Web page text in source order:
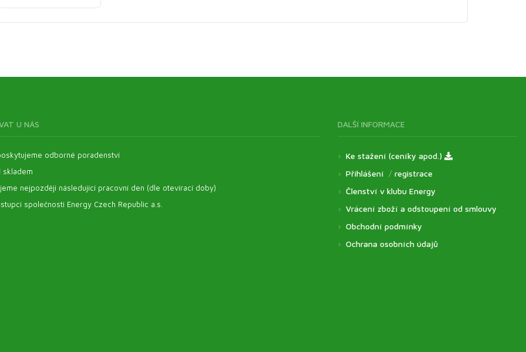
U NÁS
odborné poradenství
skladem
nejpozději následující pracovní den (dle otevírací doby)
společnosti Energy Czech Republic a.s.
DALŠÍ INFORMACE
Ke stažení (ceníky apod.)
Přihlášení / registrace
Členství v klubu Energy
Vrácení zboží a odstoupení od smlouvy
Obchodní podmínky
Ochrana osobních údajů